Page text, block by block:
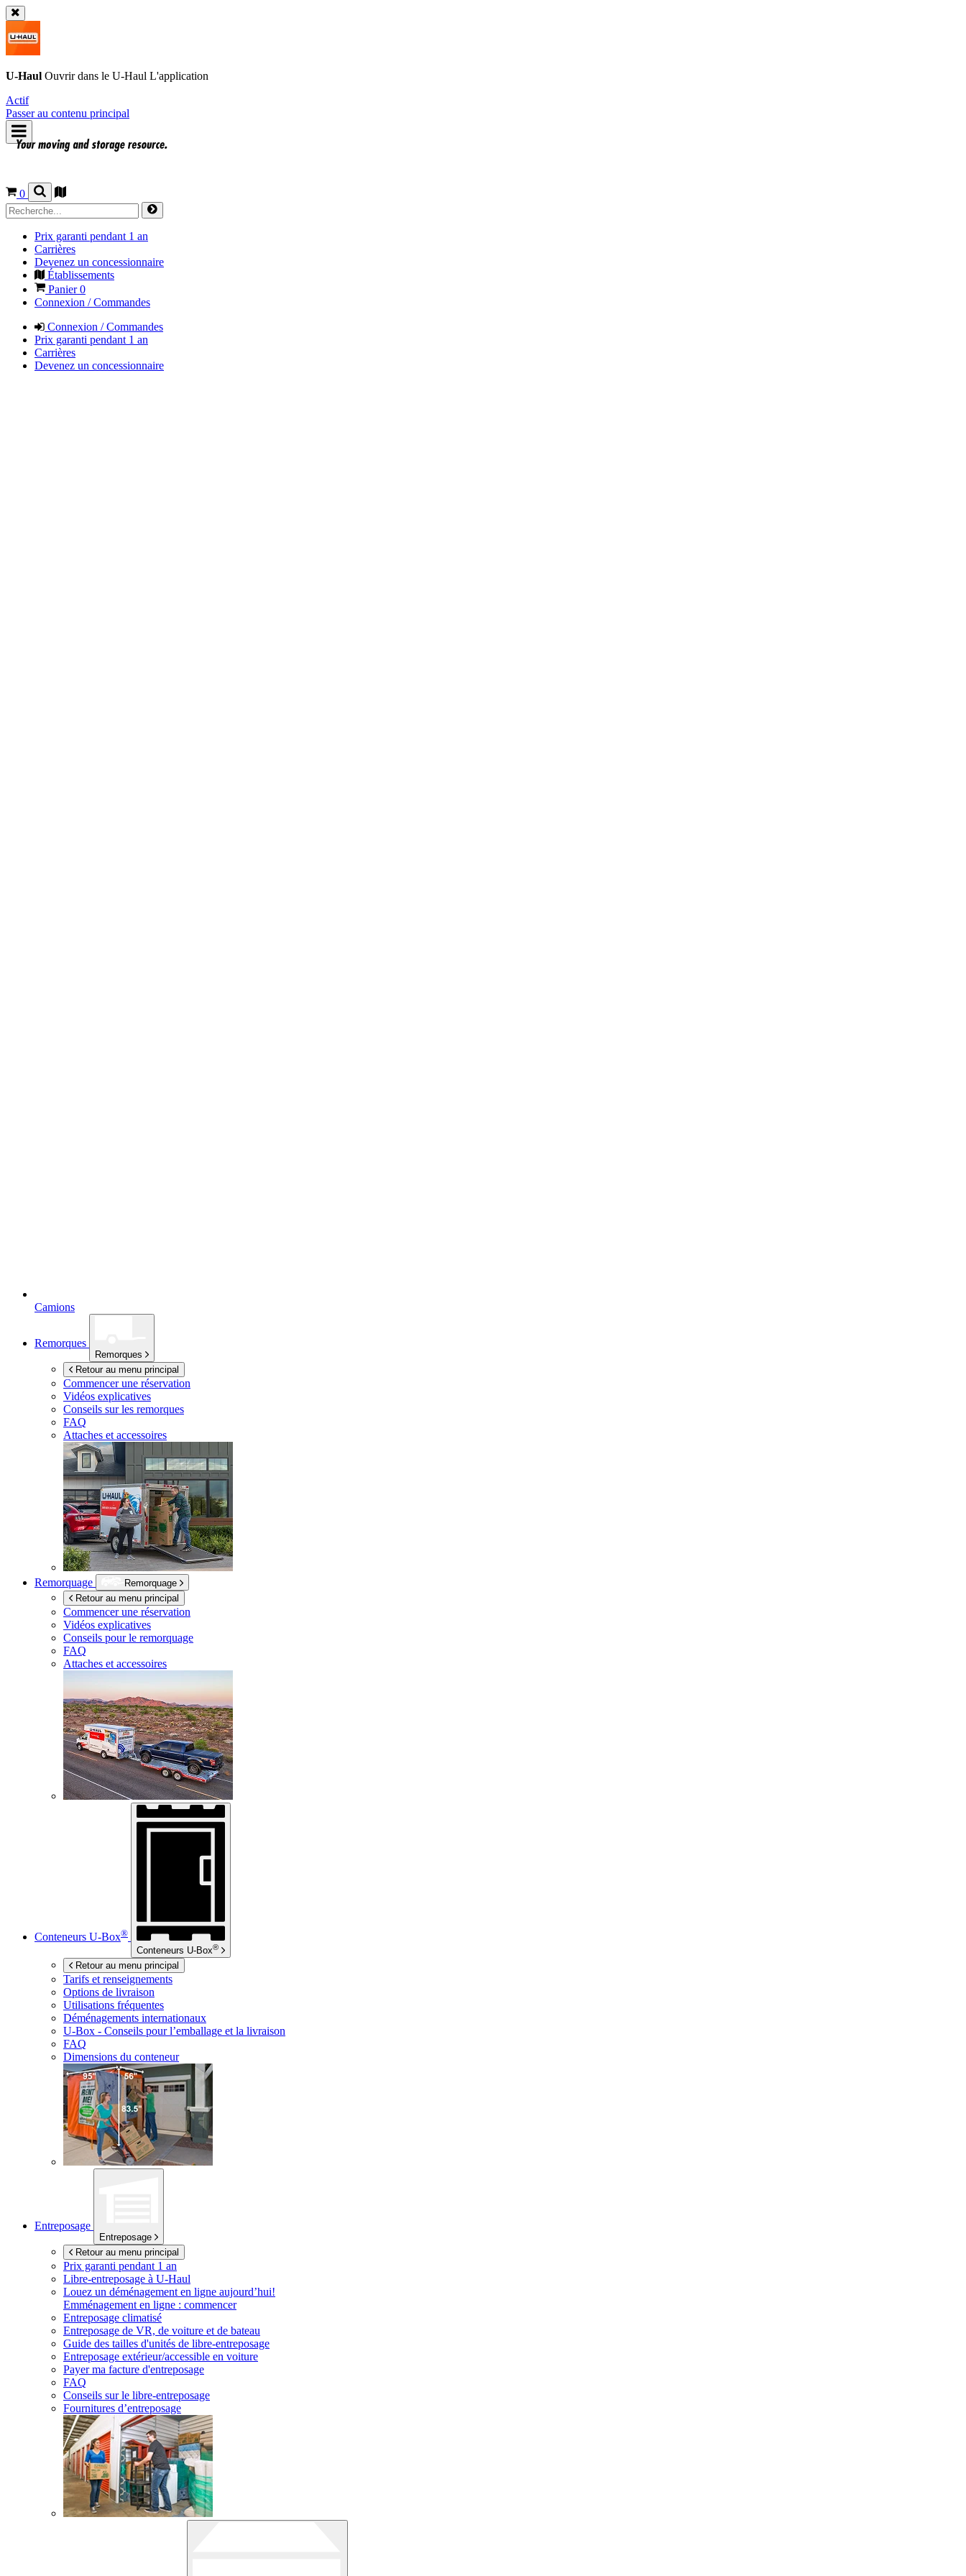
U-Haul Ouvrir dans le U-Haul L'application
Actif
Passer au contenu principal
0
Prix garanti pendant 1 an
Carrières
Devenez un concessionnaire
Établissements
Panier0
Connexion / Commandes
Connexion / Commandes
Prix garanti pendant 1 an
Carrières
Devenez un concessionnaire
Camions
Remorques
Remorques
Retour au menu principal
Commencer une réservation
Vidéos explicatives
Conseils sur les remorques
FAQ
Attaches et accessoires
Remorquage
Remorquage
Retour au menu principal
Commencer une réservation
Vidéos explicatives
Conseils pour le remorquage
FAQ
Attaches et accessoires
Conteneurs U-Box®
Conteneurs U-Box®
Retour au menu principal
Tarifs et renseignements
Options de livraison
Utilisations fréquentes
Déménagements internationaux
U-Box - Conseils pour l’emballage et la livraison
FAQ
Dimensions du conteneur
Entreposage
Entreposage
Retour au menu principal
Prix garanti pendant 1 an
Libre-entreposage à U-Haul
Louez un déménagement en ligne aujourd’hui!
Emménagement en ligne : commencer
Entreposage climatisé
Entreposage de VR, de voiture et de bateau
Guide des tailles d'unités de libre-entreposage
Entreposage extérieur/accessible en voiture
Payer ma facture d'entreposage
FAQ
Conseils sur le libre-entreposage
Fournitures d’entreposage